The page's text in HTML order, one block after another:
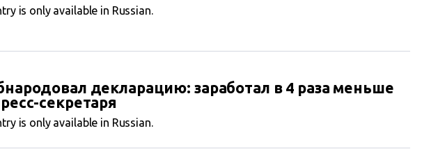
is only available in Russian.
декларацию: заработал в 4 раза меньше
секретаря
is only available in Russian.